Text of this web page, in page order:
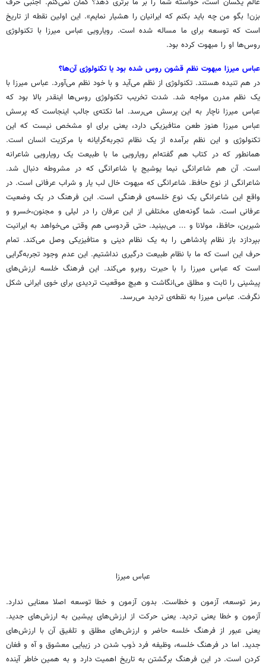
بزن! بگو من چه باید بکنم که ایرانیان را هشیار نمایم». این اولین نقطه از تاریخ
است که توسعه برای ما مساله شده است. رویارویی عباس میرزا با تکنولوژی
روس‌ها او را مبهوت کرده بود.
عباس میرزا مبهوت نظم قشون روس شده بود یا تکنولوژی آن‌ها؟
در هم تنیده هستند. تکنولوژی از نظم می‌آید و با خود نظم می‌آورد. عباس میرزا با
یک نظم مدرن مواجه شد. شدت تخریب تکنولوژی روس‌ها اینقدر بالا بود که
عباس میرزا ناچار به این پرسش می‌رسد. اما نکته‌ی جالب اینجاست که پرسش
عباس میرزا هنوز طعن متافیزیکی دارد، یعنی برای او مشخص نیست که این
تکنولوژی و این نظم برآمده از یک نظام تجربه‌گرایانه با مرکزیت انسان است.
همانطور که در کتاب هم گفته‌ام رویارویی ما با طبیعت یک رویارویی شاعرانه
است. آن هم شاعرانگی نیما یوشیج یا شاعرانگی که در مشروطه دنبال شد.
شاعرانگی از نوع حافظ. شاعرانگی که مبهوت خال لب یار و شراب عرفانی است. در
واقع این شاعرانگی یک نوع خلسه‌ی فرهنگی است. این فرهنگ در یک وضعیت
عرفانی است. شما گونه‌های مختلفی از این عرفان را در لیلی و مجنون،خسرو و
شیرین، حافظ، مولانا و ... می‌بینید. حتی قردوسی هم وقتی می‌خواهد به ایرانیت
بپردازد باز نظام پادشاهی را به یک نظام دینی و متافیزیکی وصل می‌کند. تمام
حرف این است که ما با نظام طبیعت درگیری نداشتیم. این عدم وجود تجربه‌گرایی
است که عباس میرزا را با حیرت روبرو می‌کند. این فرهنگ خلسه ارزش‌های
پیشینی را ثابت و مطلق می‌انگاشت و هیچ موقعیت تردیدی برای خوی ایرانی شکل
نگرفت. عباس میرزا به نقطه‌ی تردید می‌رسد.
عباس میرزا
رمز توسعه، آزمون و خطاست. بدون آزمون و خطا توسعه اصلا معنایی ندارد.
آزمون و خطا یعنی تردید. یعنی حرکت از ارزش‌های پیشین به ارزش‌های جدید.
یعنی عبور از فرهنگ خلسه حاضر و ارزش‌های مطلق و تلفیق آن با ارزش‌های
جدید. اما در فرهنگ خلسه‌، وظیفه فرد ذوب شدن در زیبایی معشوق و آه و فغان
کردن است. در این فرهنگ برگشتن به تاریخ اهمیت دارد و به همین خاطر آینده